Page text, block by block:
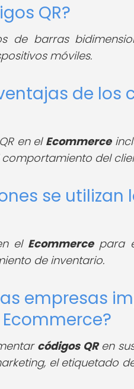
QR?
de barras
móviles.
de los
en el Ecommerce
del
se utilizan
el Ecommercepara
de inventario.
empresas
códigos QRen
el etiquetado